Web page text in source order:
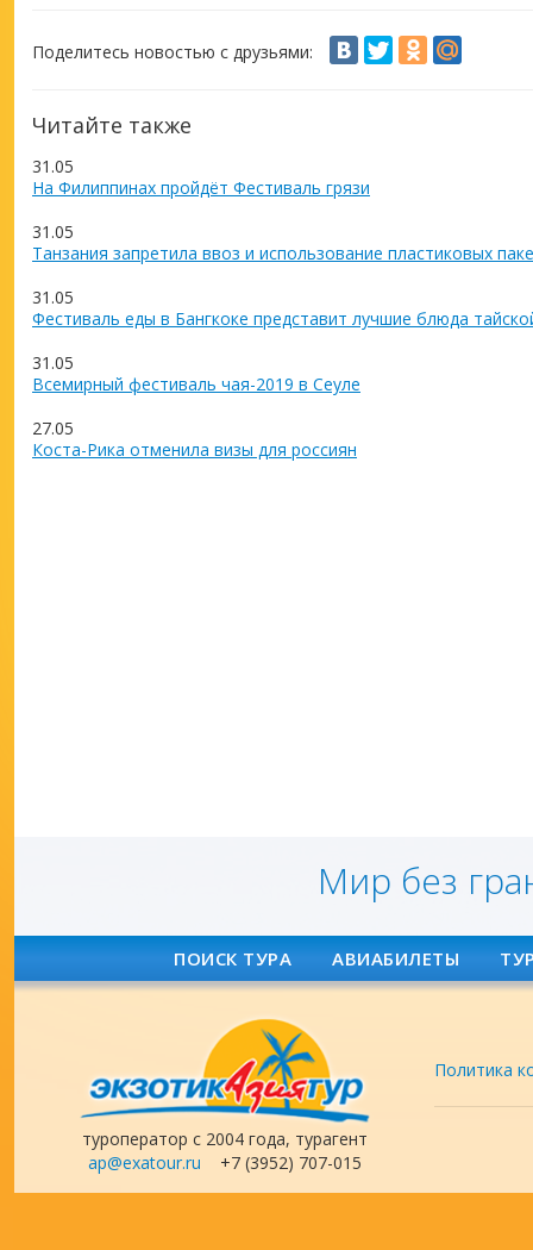
Поделитесь новостью с друзьями:
Читайте также
31.05
На Филиппинах пройдёт Фестиваль грязи
31.05
Танзания запретила ввоз и использование пластиковых
31.05
Фестиваль еды в Бангкоке представит лучшие блюда
31.05
Всемирный фестиваль чая-2019 в Сеуле
27.05
Коста-Рика отменила визы для россиян
Мир без
ПОИСК ТУРА АВИАБИЛЕТЫ
туроператор с 2004 года, турагент
ap@exatour.ru +7 (3952) 707-015
Политика